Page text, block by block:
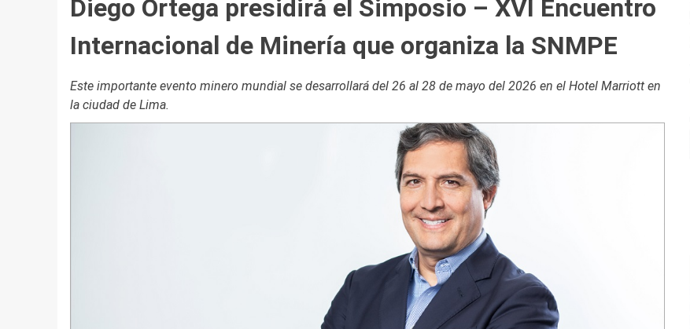
Diego Ortega presidirá el Simposio – XVI Encuentro
Internacional de Minería que organiza la SNMPE
Este importante evento minero mundial se desarrollará del 26 al 28 de mayo del 2026 en el Hotel Marriott en
la ciudad de Lima.